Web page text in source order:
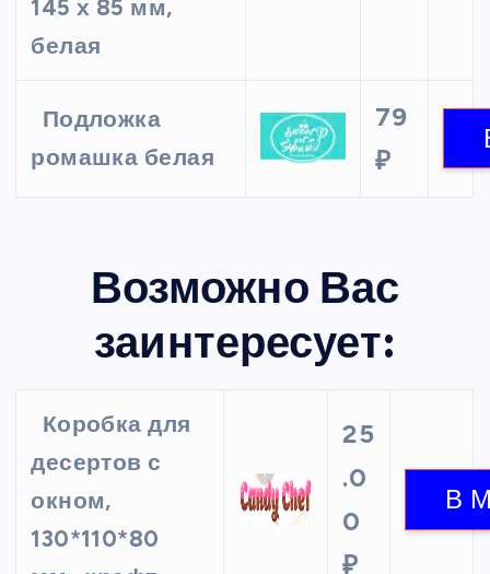
145 х 85 мм,
белая
Подложка
ромашка белая
79
₽
Возможно Вас
заинтересует:
Коробка для
десертов с
окном,
130*110*80
25
.0
0
₽